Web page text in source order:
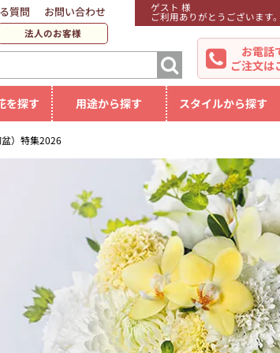
ゲスト 様
ご利用ありがとうございます
質問 お問い合わせ
法人のお客様
お電話
ご注文は
を探す 用途から探す スタイルから探す
）特集2026